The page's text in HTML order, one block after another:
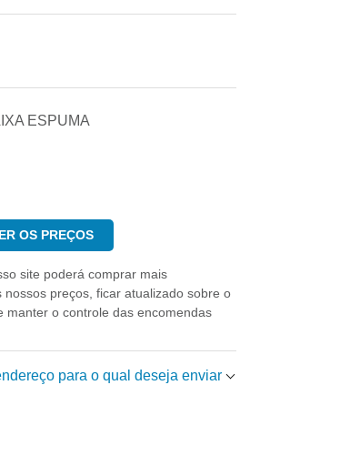
ESPUMA
OS PREÇOS
site poderá comprar mais
nossos preços, ficar atualizado sobre o
manter o controle das encomendas
para o qual deseja enviar